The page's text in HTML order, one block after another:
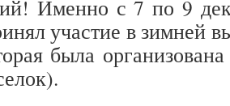
Именно с 7 по 9
участие в зимней
была организована